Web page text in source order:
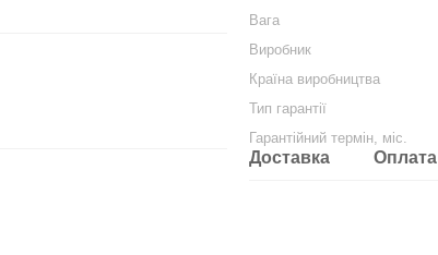
Вага
Виробник
Країна виробництва
Тип гарантії
Гарантійний термін, міс.
Доставка Оплата